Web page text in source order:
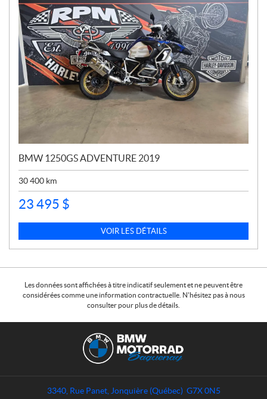
BMW 1250GS ADVENTURE 2019
30 400 km
23 495 $
VOIR LES DÉTAILS
Les données sont affichées à titre indicatif seulement et ne peuvent être
considérées comme une information contractuelle. N'hésitez pas à nous
consulter pour plus de détails.
3340, Rue Panet, Jonquière(Québec) G7X 0N5